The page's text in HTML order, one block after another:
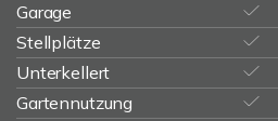
Garage
Stellplätze
Unterkellert
Gartennutzung